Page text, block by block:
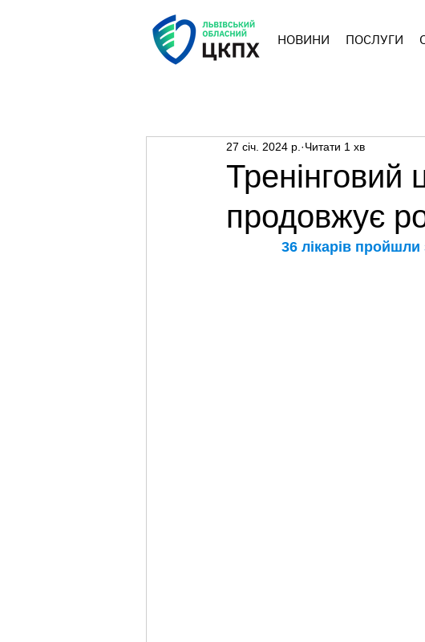
НОВИНИ ПОСЛУГИ
Тренінговий
продовжує
27 січ. 2024 р. Читати 1 хв
36 лікарів пройшли